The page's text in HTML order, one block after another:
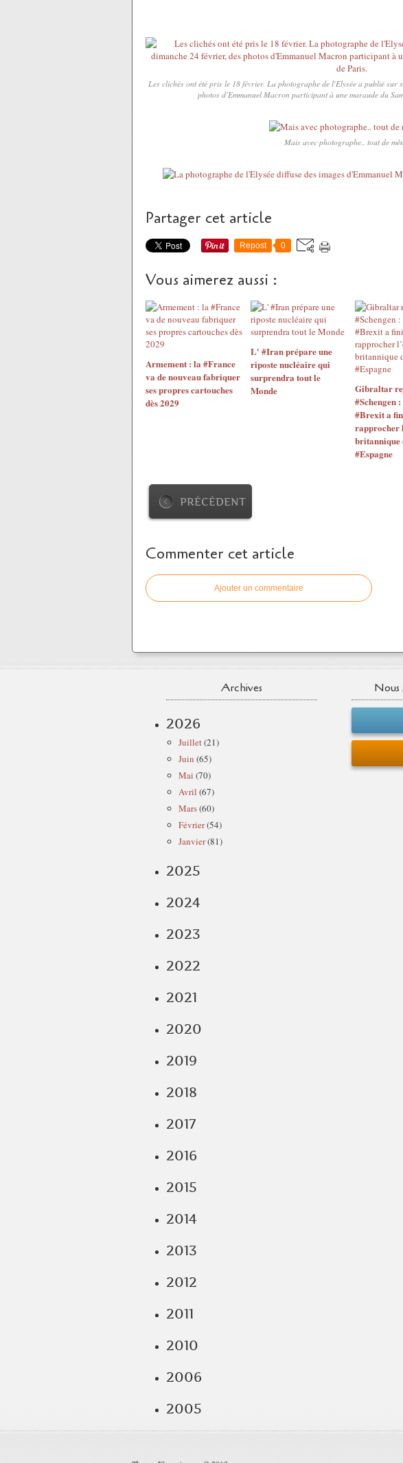
Les clichés ont été pris le 18 février. La photographe de l'Elysée a publié sur
photos d'Emmanuel Macron participant à une maraude du
Mais avec photographe.. tout de
Partager cet article
Repost 0
Vous aimerez aussi :
Armement : la #France
va de nouveau fabriquer
ses propres cartouches
dès 2029
L' #Iran prépare une
riposte nucléaire qui
surprendra tout le
Monde
Gibraltar
#Schengen
#Brexit a
rapprocher
britannique
#Espagne
PRÉCÉDENT
Commenter cet article
Ajouter un commentaire
Archives
2026
Juillet(21)
Juin (65)
Mai (70)
Avril (67)
Mars(60)
Février(54)
Janvier(81)
2025
2024
2023
2022
2021
2020
2019
2018
2017
2016
2015
2014
2013
2012
2011
2010
2006
2005
Nous